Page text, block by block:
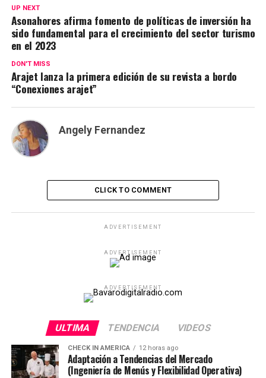
UP NEXT
Asonahores afirma fomento de políticas de inversión ha
sido fundamental para el crecimiento del sector turismo
en el 2023
DON'T MISS
Arajet lanza la primera edición de su revista a bordo
“Conexiones arajet”
Angely Fernandez
CLICK TO COMMENT
ADVERTISEMENT
ADVERTISEMENT
ADVERTISEMENT
ULTIMA TENDENCIA VIDEOS
CHECK IN AMERICA 12 horas ago
Adaptación a Tendencias del Mercado
(Ingeniería de Menús y Flexibilidad Operativa)